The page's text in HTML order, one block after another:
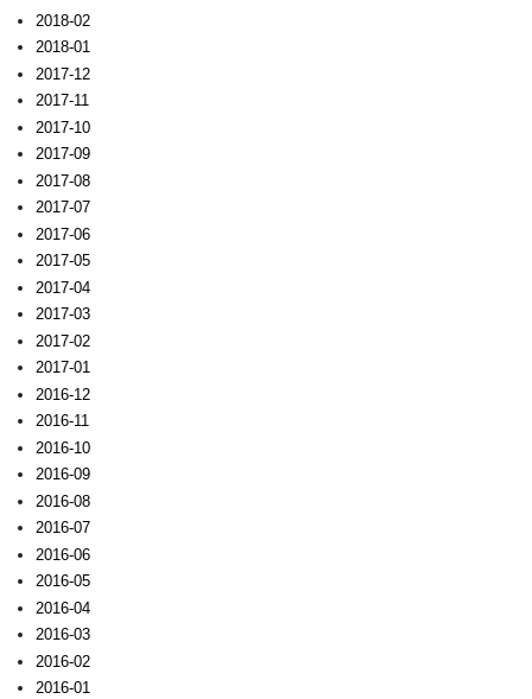
2018-02
2018-01
2017-12
2017-11
2017-10
2017-09
2017-08
2017-07
2017-06
2017-05
2017-04
2017-03
2017-02
2017-01
2016-12
2016-11
2016-10
2016-09
2016-08
2016-07
2016-06
2016-05
2016-04
2016-03
2016-02
2016-01